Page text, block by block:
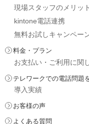
現場スタッフのメリット
kintone電話連携
無料お試しキャンペー
料金・プラン
お支払い・ご利用に関
テレワークでの電話問題
導入実績
お客様の声
よくある質問